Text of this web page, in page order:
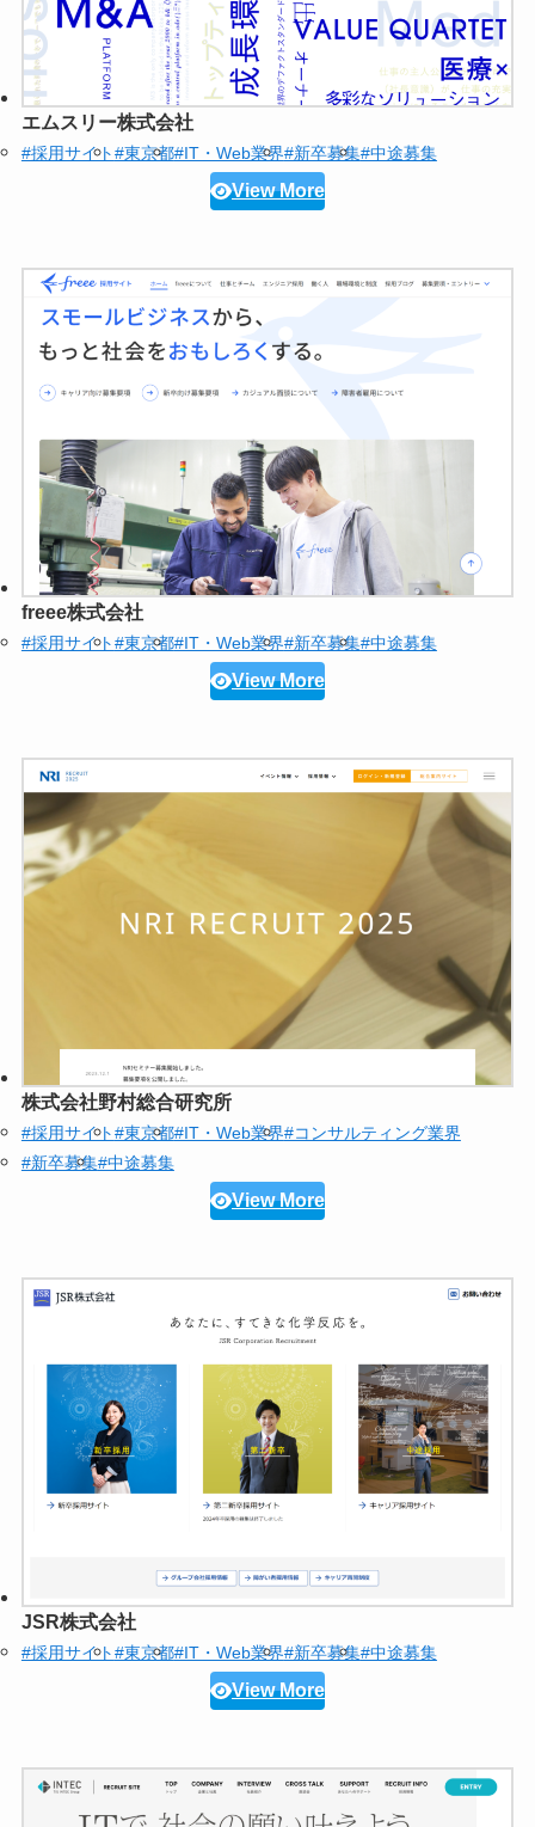
エムスリー株式会社
#採用サイト#東京都#IT・Web業界#新卒募集#中途募集
View More
freee株式会社
#採用サイト#東京都#IT・Web業界#新卒募集#中途募集
View More
株式会社野村総合研究所
#採用サイト#東京都#IT・Web業界#コンサルティング業界
#新卒募集#中途募集
View More
JSR株式会社
#採用サイト#東京都#IT・Web業界#新卒募集#中途募集
View More